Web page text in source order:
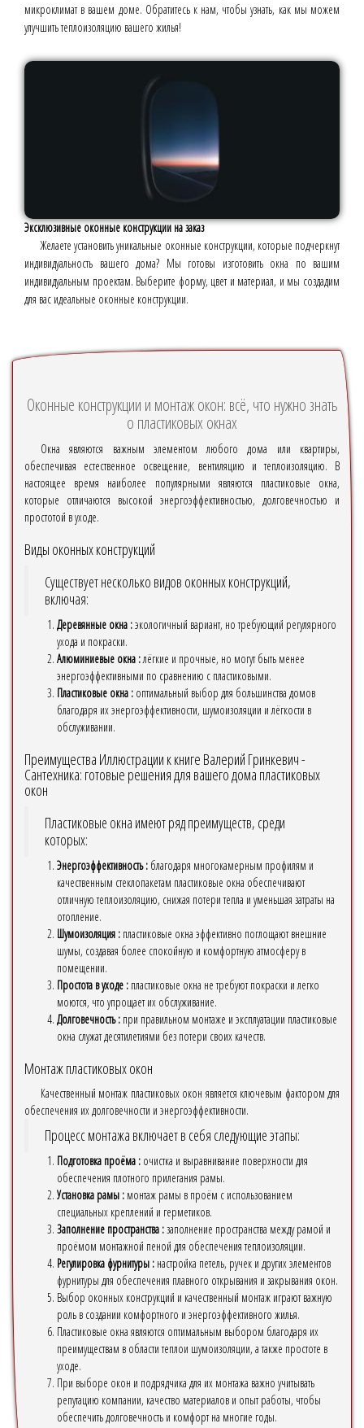
микроклимат в вашем доме. Обратитесь к нам, чтобы узнать, как мы можем
улучшить теплоизоляцию вашего жилья!
Эксклюзивные оконные конструкции на заказ
Желаете установить уникальные оконные конструкции, которые подчеркнут
индивидуальность вашего дома? Мы готовы изготовить окна по вашим
индивидуальным проектам. Выберите форму, цвет и материал, и мы создадим
для вас идеальные оконные конструкции.
Оконные конструкции и монтаж окон: всё, что нужно знать
о пластиковых окнах
Окна являются важным элементом любого дома или квартиры,
обеспечивая естественное освещение, вентиляцию и теплоизоляцию. В
настоящее время наиболее популярными являются пластиковые окна,
которые отличаются высокой энергоэффективностью, долговечностью и
простотой в уходе.
Виды оконных конструкций
Существует несколько видов оконных конструкций,
включая:
Деревянные окна :экологичный вариант, но требующий регулярного
ухода и покраски.
Алюминиевые окна :лёгкие и прочные, но могут быть менее
энергоэффективными по сравнению с пластиковыми.
Пластиковые окна : оптимальный выбор для большинства домов
благодаря их энергоэффективности, шумоизоляции и лёгкости в
обслуживании.
Преимущества Иллюстрации к книге Валерий Гринкевич -
Сантехника: готовые решения для вашего дома пластиковых
окон
Пластиковые окна имеют ряд преимуществ, среди
которых:
Энергоэффективность : благодаря многокамерным профилям и
качественным стеклопакетам пластиковые окна обеспечивают
отличную теплоизоляцию, снижая потери тепла и уменьшая затраты на
отопление.
Шумоизоляция : пластиковые окна эффективно поглощают внешние
шумы, создавая более спокойную и комфортную атмосферу в
помещении.
Простота в уходе : пластиковые окна не требуют покраски и легко
моются, что упрощает их обслуживание.
Долговечность : при правильном монтаже и эксплуатации пластиковые
окна служат десятилетиями без потери своих качеств.
Монтаж пластиковых окон
Качественный монтаж пластиковых окон является ключевым фактором для
обеспечения их долговечности и энергоэффективности.
Процесс монтажа включает в себя следующие этапы:
Подготовка проёма : очистка и выравнивание поверхности для
обеспечения плотного прилегания рамы.
Установка рамы : монтаж рамы в проём с использованием
специальных креплений и герметиков.
Заполнение пространства :заполнение пространства между рамой и
проёмом монтажной пеной для обеспечения теплоизоляции.
Регулировка фурнитуры : настройка петель, ручек и других элементов
фурнитуры для обеспечения плавного открывания и закрывания окон.
Выбор оконных конструкций и качественный монтаж играют важную
роль в создании комфортного и энергоэффективного жилья.
Пластиковые окна являются оптимальным выбором благодаря их
преимуществам в области теплои шумоизоляции, а также простоте в
уходе.
При выборе окон и подрядчика для их монтажа важно учитывать
репутацию компании, качество материалов и опыт работы, чтобы
обеспечить долговечность и комфорт на многие годы.